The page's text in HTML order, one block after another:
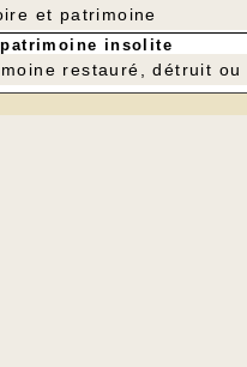
et patrimoine
insolite
restauré, détruit ou